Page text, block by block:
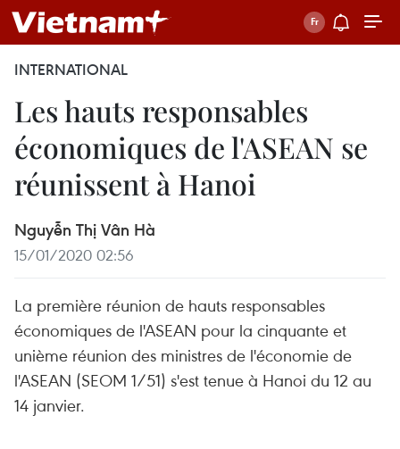
INTERNATIONAL
Les hauts responsables
économiques de l'ASEAN se
réunissent à Hanoi
Nguyễn Thị Vân Hà
15/01/2020 02:56
La première réunion de hauts responsables
économiques de l'ASEAN pour la cinquante et
unième réunion des ministres de l'économie de
l'ASEAN (SEOM 1/51) s'est tenue à Hanoi du 12 au
14 janvier.